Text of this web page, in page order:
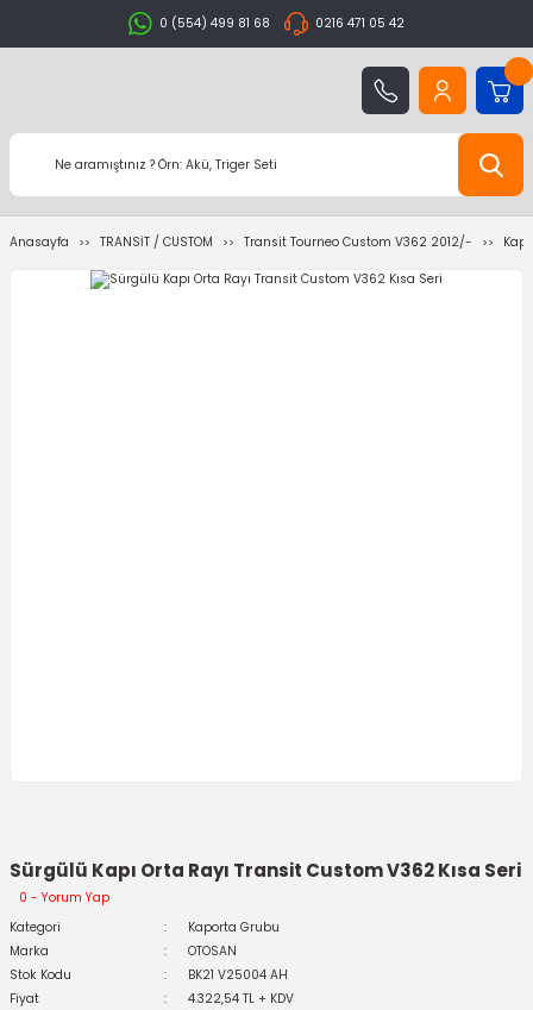
0 (554) 499 81 68 0216 471 05 42
Anasayfa TRANSİT / CUSTOM Transit Tourneo Custom V362 2012/-
Sürgülü Kapı Orta Rayı Transit Custom V362 Kısa Seri
0 - Yorum Yap
Kategori
Kaporta Grubu
Marka
OTOSAN
Stok Kodu
BK21 V25004 AH
Fiyat
4.322,54 TL + KDV